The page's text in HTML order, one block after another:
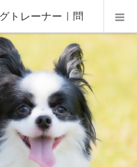
トレーナー｜問
ング｜飼い主さ